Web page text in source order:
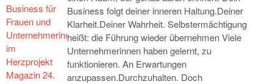
Business folgt deiner inneren Haltung.Deiner
Klarheit.Deiner Wahrheit. Selbstermächtigung
heißt: die Führung wieder übernehmen Viele
Unternehmerinnen haben gelernt, zu
funktionieren. An Erwartungen
anzupassen.Durchzuhalten. Doch